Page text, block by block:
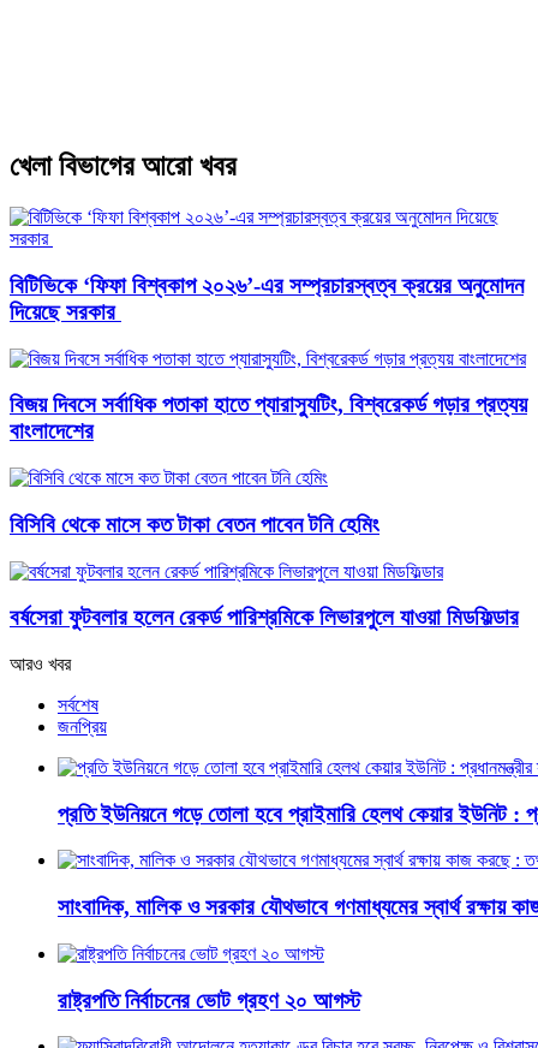
খেলা বিভাগের আরো খবর
বিটিভিকে ‘ফিফা বিশ্বকাপ ২০২৬’-এর সম্প্রচারস্বত্ব ক্রয়ের অনুমোদন
দিয়েছে সরকার
বিজয় দিবসে সর্বাধিক পতাকা হাতে প্যারাস্যুটিং, বিশ্বরেকর্ড গড়ার প্রত্যয়
বাংলাদেশের
বিসিবি থেকে মাসে কত টাকা বেতন পাবেন টনি হেমিং
বর্ষসেরা ফুটবলার হলেন রেকর্ড পারিশ্রমিকে লিভারপুলে যাওয়া মিডফিল্ডার
আরও খবর
সর্বশেষ
জনপ্রিয়
প্রতি ইউনিয়নে গড়ে তোলা হবে প্রাইমারি হেলথ কেয়ার ইউনিট :
সাংবাদিক, মালিক ও সরকার যৌথভাবে গণমাধ্যমের স্বার্থ রক্ষায়
রাষ্ট্রপতি নির্বাচনের ভোট গ্রহণ ২০ আগস্ট